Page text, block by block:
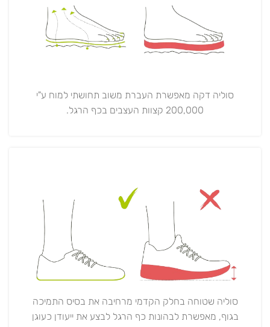
סוליה דקה מאפשרת העברת משוב תחושתי למוח ע"י
200,000 קצוות העצבים בכף הרגל.
סוליה שטוחה בחלק הקדמי מרחיבה את בסיס התמיכה
בגוף, מאפשרת לבהונות כף הרגל לבצע את ייעודן כעוגן